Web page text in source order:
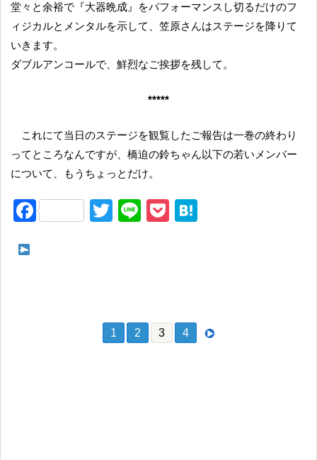
堂々と余裕で『大器晩成』をパフォーマンスし切るだけのフ
ィジカルとメンタルを示して、笠原さんはステージを降りて
いきます。
ダブルアンコールで、鮮烈なご挨拶を残して。
*****
これにて当日のステージを観覧したご報告は一巻の終わり
ってところなんですが、橋迫の鈴ちゃん以下の若いメンバー
について、もうちょっとだけ。
F
T
Li
P
1 2 3 4